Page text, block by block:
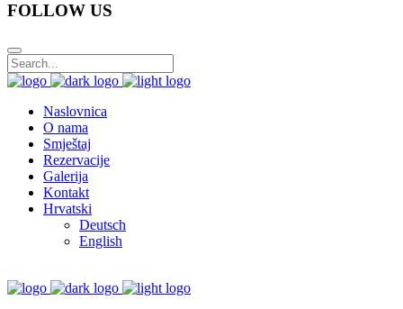
FOLLOW US
Naslovnica
O nama
Smještaj
Rezervacije
Galerija
Kontakt
Hrvatski
Deutsch
English